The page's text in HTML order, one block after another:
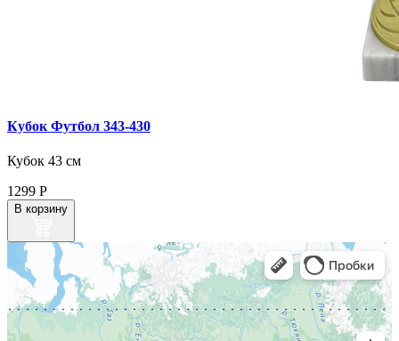
Кубок Футбол 343‑430
Кубок 43 см
1299 Р
В корзину